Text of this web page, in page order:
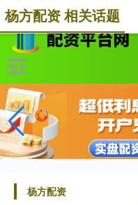
-->
杨方配资
杨方配资 相关话题